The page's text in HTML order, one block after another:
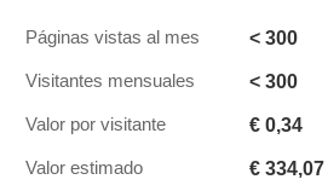
Páginas vistas al mes < 300
Visitantes mensuales < 300
Valor por visitante € 0,34
Valor estimado € 334,07